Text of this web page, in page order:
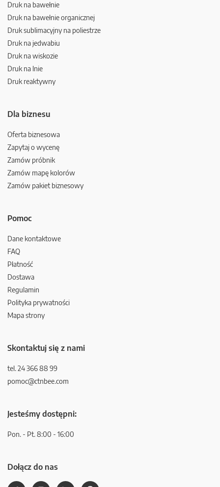
Druk na bawełnie
Druk na bawełnie organicznej
Druk sublimacyjny na poliestrze
Druk na jedwabiu
Druk na wiskozie
Druk na lnie
Druk reaktywny
Dla biznesu
Oferta biznesowa
Zapytaj o wycenę
Zamów próbnik
Zamów mapę kolorów
Zamów pakiet biznesowy
Pomoc
Dane kontaktowe
FAQ
Płatność
Dostawa
Regulamin
Polityka prywatności
Mapa strony
Skontaktuj się z nami
tel. 24 366 88 99
pomoc@ctnbee.com
Jesteśmy dostępni:
Pon. - Pt. 8:00 - 16:00
Dołącz do nas